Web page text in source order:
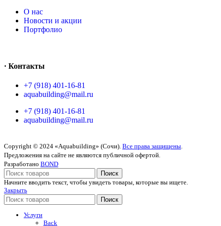
O нас
Новости и акции
Портфолио
· Контакты
+7 (918) 401-16-81
aquabuilding@mail.ru
+7 (918) 401-16-81
aquabuilding@mail.ru
Copyright © 2024 «Aquabuilding» (Сочи). Все права защищены
Предложения на сайте не являются публичной офертой.
Разработано BOND
Поиск
Начните вводить текст, чтобы увидеть товары, которые вы ищете.
Закрыть
Поиск
Услуги
Back